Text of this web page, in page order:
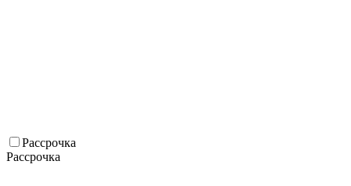
Рассрочка
Рассрочка